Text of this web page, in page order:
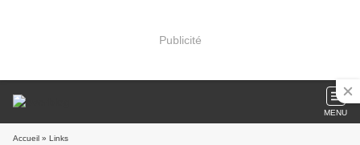
Publicité
MENU
Accueil » Links